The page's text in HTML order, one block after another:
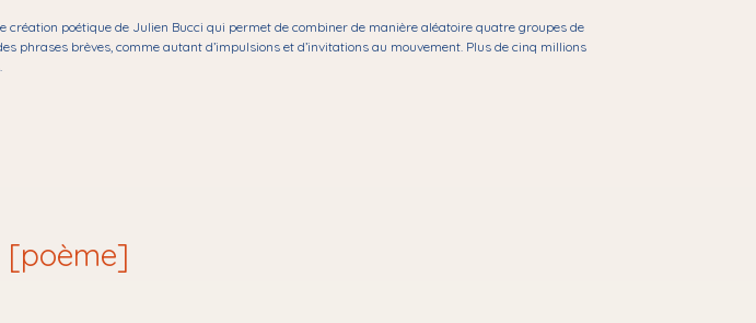
création poétique de Julien Bucci qui permet de combiner de manière aléatoire quatre groupes de
phrases brèves, comme autant d’impulsions et d’invitations au mouvement. Plus de cinq millions
[poème]